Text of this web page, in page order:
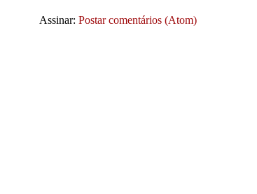
Assinar: Postar comentários (Atom)